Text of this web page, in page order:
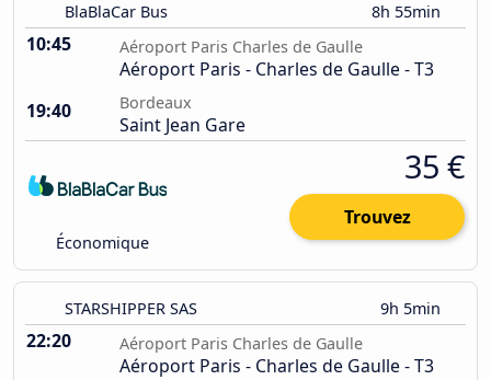
BlaBlaCar Bus 8h 55min
10:45 Aéroport Paris Charles de Gaulle
Aéroport Paris - Charles de Gaulle - T3
19:40
Bordeaux
Saint Jean Gare
Économique
35 €
Trouvez
STARSHIPPER SAS 9h 5min
22:20 Aéroport Paris Charles de Gaulle
Aéroport Paris - Charles de Gaulle - T3